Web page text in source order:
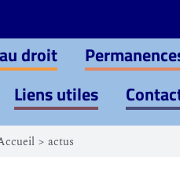
droit
Liens utiles
actus